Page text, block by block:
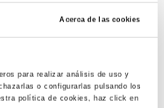
Acerca de las cookies
para realizar análisis de uso y
o configurarlas pulsando los
política de cookies, haz click en